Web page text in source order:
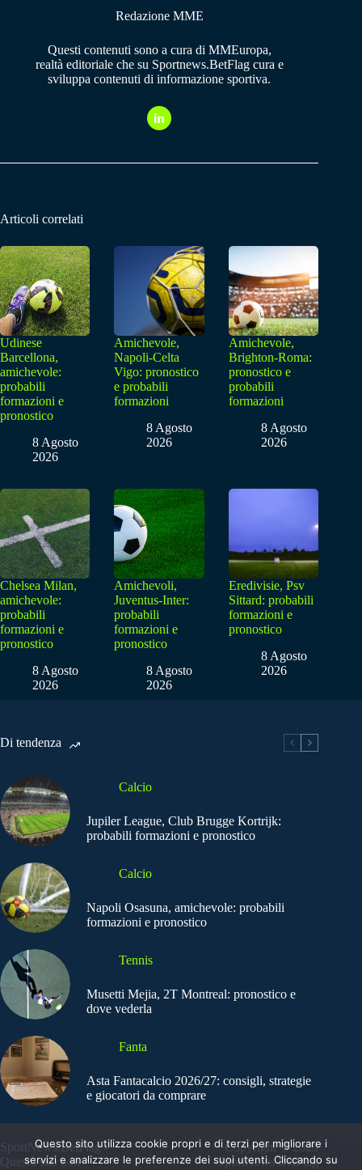
Redazione MME
Questi contenuti sono a cura di MMEuropa,
realtà editoriale che su Sportnews.BetFlag cura e
sviluppa contenuti di informazione sportiva.
Articoli correlati
Udinese
Barcellona,
amichevole:
probabili
formazioni e
pronostico
8 Agosto
2026
Amichevole,
Napoli-Celta
Vigo: pronostico
e probabili
formazioni
8 Agosto
2026
Amichevole,
Brighton-Roma:
pronostico e
probabili
formazioni
8 Agosto
2026
Chelsea Milan,
amichevole:
probabili
formazioni e
pronostico
8 Agosto
2026
Amichevoli,
Juventus-Inter:
probabili
formazioni e
pronostico
8 Agosto
2026
Eredivisie, Psv
Sittard: probabili
formazioni e
pronostico
8 Agosto
2026
Di tendenza
Calcio
Jupiler League, Club Brugge Kortrijk:
probabili formazioni e pronostico
Calcio
Napoli Osasuna, amichevole: probabili
formazioni e pronostico
Tennis
Musetti Mejia, 2T Montreal: pronostico e
dove vederla
Fanta
Asta Fantacalcio 2026/27: consigli, strategie
e giocatori da comprare
SportNews.BetFlag -
Questo sito non
Copyright © 2025
SportNews BetFlag
Questo sito utilizza cookie propri e di terzi per migliorare i
servizi e analizzare le preferenze dei suoi utenti. Cliccando su